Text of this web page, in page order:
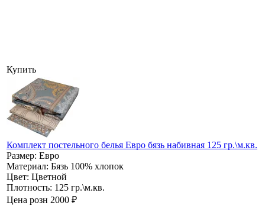
Купить
Комплект постельного белья Евро бязь набивная 125 гр.\м.кв.
Размер: Евро
Материал: Бязь 100% хлопок
Цвет: Цветной
Плотность: 125 гр.\м.кв.
Цена розн 2000 ₽